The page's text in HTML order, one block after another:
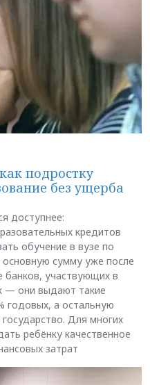
подростку
без ущерба
доступнее:
кредитов
обучение в вузе по
основную сумму уже после
банков, участвующих в
— они выдают такие
годовых, а остальную
Для многих
ребёнку качественное
затрат